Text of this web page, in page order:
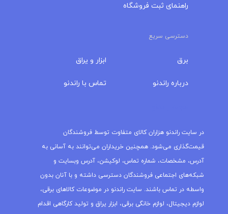
راهنمای ثبت فروشگاه
دسترسی سریع
برق
درباره‌ راندنو
ابزار و یراق
تماس با راندنو
در سایت راندنو هزاران کالای متفاوت توسط فروشندگان
قیمت‌گذاری می‌شود. همچنین خریداران می‌توانند به آسانی به
آدرس، مشخصات، شماره تماس، لوکیشن، آدرس وبسایت و
شبکه‌های اجتماعی فروشندگان دسترسی داشته و با آنان بدون
واسطه در تماس باشند. سایت راندنو در موضوعات کالاهای برقی،
لوازم دیجیتال، لوازم خانگی برقی، ابزار یراق و تولید کارگاهی اقدام